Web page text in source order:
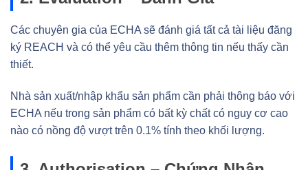
Các chuyên gia của ECHA sẽ đánh giá tất cả tài liệu đăng
ký REACH và có thể yêu cầu thêm thông tin nếu thấy cần
thiết.
Nhà sản xuất/nhập khẩu sản phẩm cần phải thông báo với
ECHA nếu trong sản phẩm có bất kỳ chất có nguy cơ cao
nào có nồng độ vượt trên 0.1% tính theo khối lượng.